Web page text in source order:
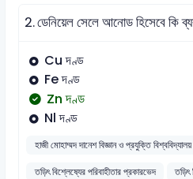
2.ডেনিয়েল সেলে আনোড হিসেবে কি
Cu দণ্ড
Fe দণ্ড
Zn দণ্ড
Nl দণ্ড
হাজী মোহাম্মদ দানেশ বিজ্ঞান ও প্রযুক্তি বিশ্ববিদ্যালয়
তড়িৎ বিশ্লেষ্যের পরিবাহীতার প্রকারভেদ
তড়িৎ